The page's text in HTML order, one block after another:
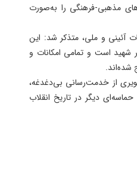
مذهبی-فرهنگی را به‌صورت
آئینی و ملی، متذکر شد: این
شهید است و تمامی امکانات و
شده‌اند.
از خدمت‌رسانی بی‌دغدغه،
دیگر در تاریخ انقلاب